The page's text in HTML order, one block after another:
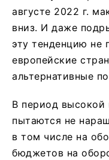
августе 2022 г.
вниз. И даже
эту тенденцию не
европейские
альтернативные
В период высокой
пытаются не
в том числе на
бюджетов на